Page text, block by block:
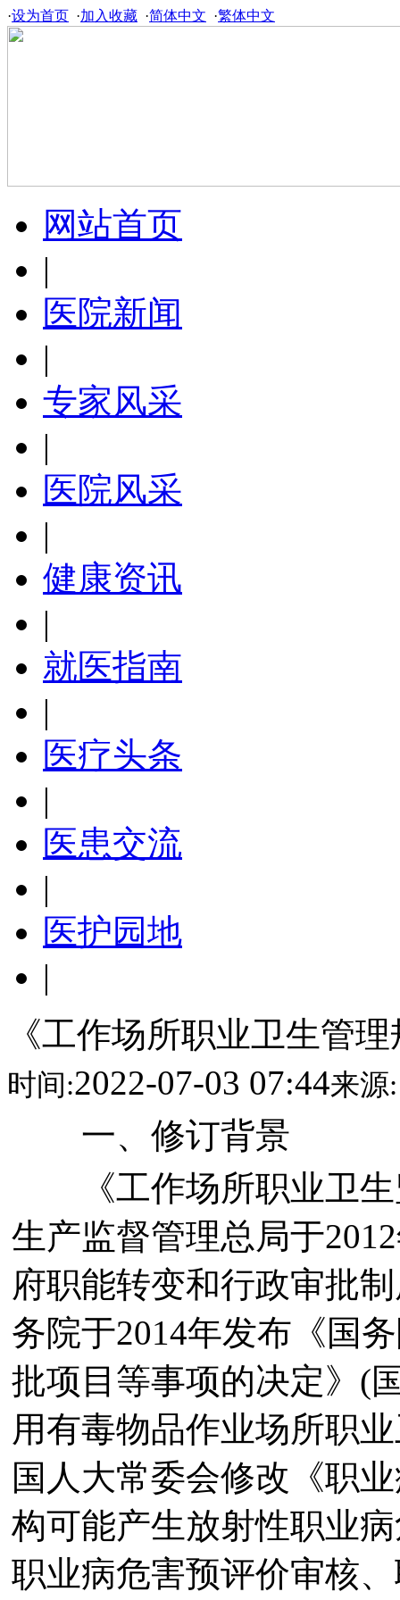
·设为首页 ·加入收藏 ·简体中文 ·繁体中文
网站首页
|
医院新闻
|
专家风采
|
医院风采
|
健康资讯
|
就医指南
|
医疗头条
|
医患交流
|
医护园地
|
《工作场所职业卫生管
时间:2022-07-03 07:44来源:
一、修订背景
《工作场所职业卫生
生产监督管理总局于
府职能转变和行政审批
务院于2014年发布《国
批项目等事项的决定》(
用有毒物品作业场所职
国人大常委会修改《职
构可能产生放射性职业
职业病危害预评价审核